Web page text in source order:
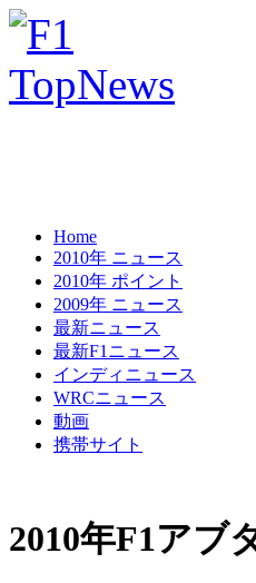
Home
2010年 ニュース
2010年 ポイント
2009年 ニュース
最新ニュース
最新F1ニュース
インディニュース
WRCニュース
動画
携帯サイト
2010年F1アブ